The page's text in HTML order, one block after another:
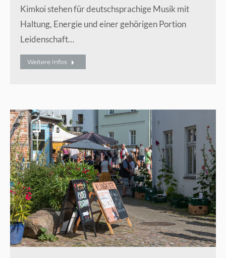
Kimkoi stehen für deutschsprachige Musik mit
Haltung, Energie und einer gehörigen Portion
Leidenschaft…
Weitere Infos